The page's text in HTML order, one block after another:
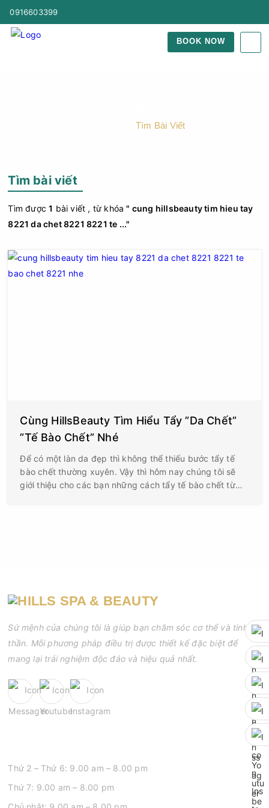
0916603399
BOOK NOW
Tìm Bài Viết
Tìm bài viết
Tìm được1 bài viết , từ khóa" cung hillsbeauty tim hieu tay
8221 da chet 8221 8221 te ..."
Cùng HillsBeauty Tìm Hiểu Tẩy ”Da Chết”
”Tế Bào Chết” Nhé
Để có một làn da đẹp thì không thể thiếu bước tẩy tế
bào chết thường xuyên. Vậy thì hôm nay chúng tôi sẽ
giới thiệu cho các bạn những cách tẩy tế bào chết từ
Sứ mệnh của chúng tôi là giúp bạn chăm sóc cơ thể và tinh
thần. Mỗi phương pháp điều trị được thiết kế đặc biệt để
mang lại trải nghiệm độc đáo và hiệu quả nhất.
Thứ 2 – Thứ 6: 9.00 am – 8.00 pm
Thứ 7: 9.00 am – 8.00 pm